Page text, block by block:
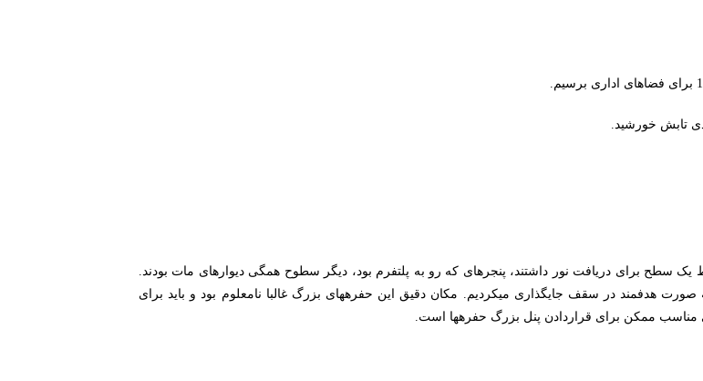
آنچه کار را بسیار سخت کرد فضاهای اداری بود چون جعبه ای بودند و فقط یک سطح برای دریافت نور داشتند، پنجره‎ای که رو به پلتفرم بود، دیگر سطوح همگی دیوارهای مات بودند.
برای وارد کردن نور به این محدوده*ها، باید حفره‎های تقریبا بزرگی را به صورت هدفمند در سقف جایگذاری می‎کردیم. مکان دقیق این حفره‎های بزرگ غالبا نامعلوم بود و باید برای